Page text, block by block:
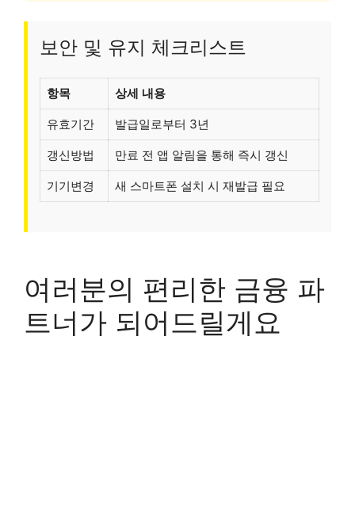
보안 및 유지 체크리스트
항목 상세 내용
유효기간 발급일로부터 3년
갱신방법 만료 전 앱 알림을 통해 즉시 갱신
기기변경 새 스마트폰 설치 시 재발급 필요
여러분의 편리한 금융 파
트너가 되어드릴게요